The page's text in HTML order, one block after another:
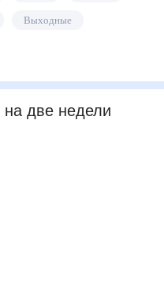
Выходные
на две недели